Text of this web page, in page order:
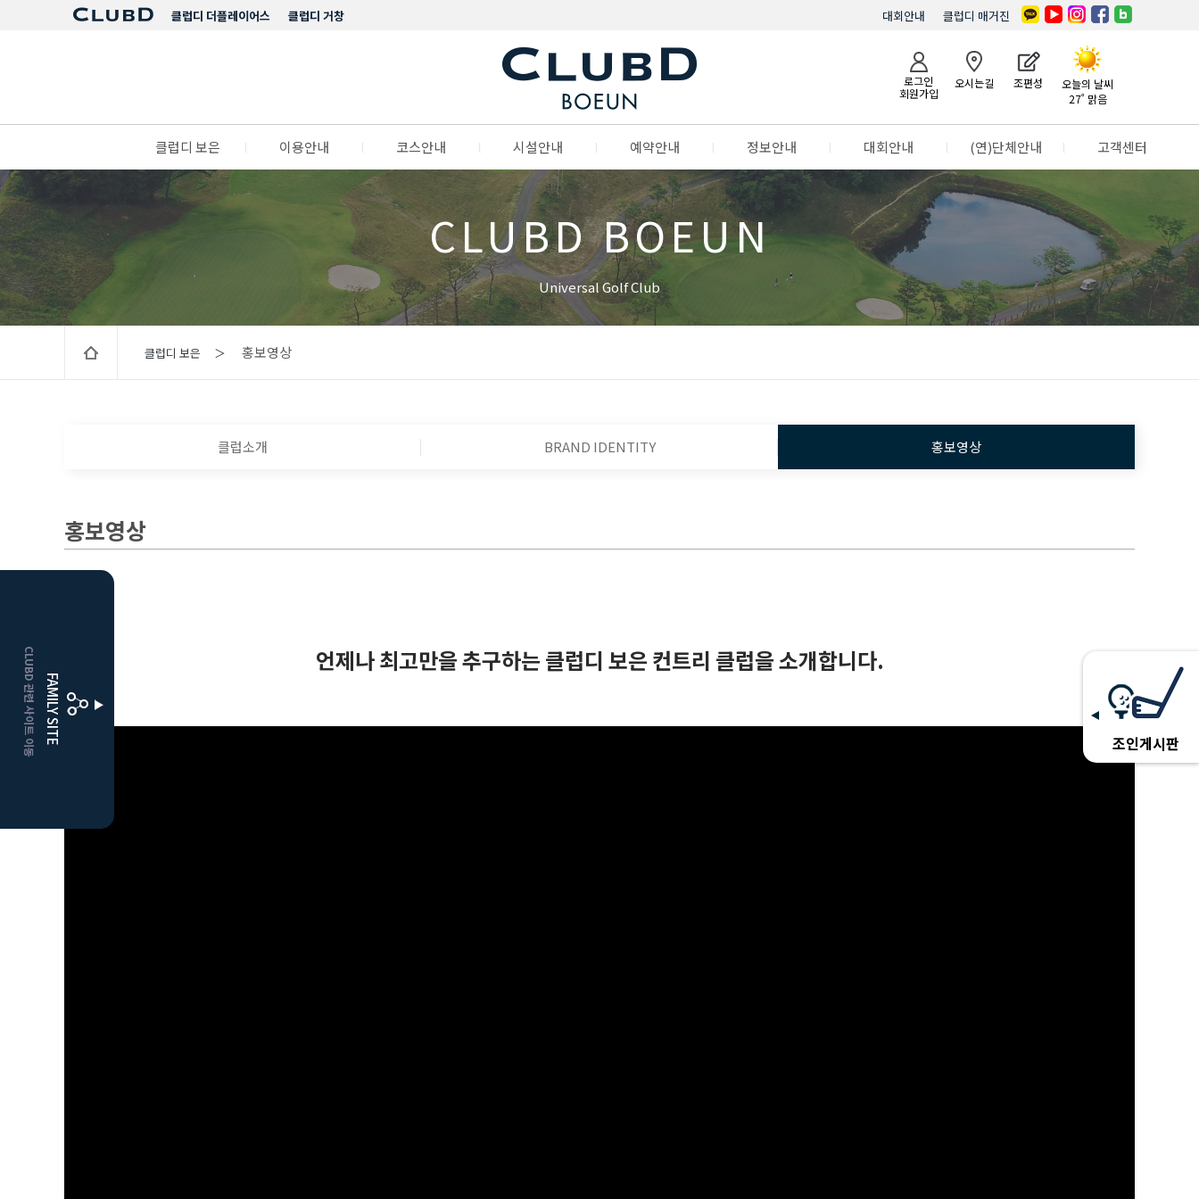
클럽디 거창
클럽디 더플레이어스 클럽디 매거진
대회안내
로그인
회원가입
오시는길 조편성
오늘의 날씨
27˚ 맑음
클럽디 보은 이용안내 코스안내 시설안내 예약안내 정보안내 대회안내 (연)단체안내 고객센터
CLUBD BOEUN
Universal Golf Club
FAMILY SITE
CLUBD 관련 사이트 이동
클럽디더플레이어스
조인게시판
클럽디 보은 ＞ 홍보영상
클럽소개 BRAND IDENTITY 홍보영상
홍보영상
언제나 최고만을 추구하는 클럽디 보은 컨트리 클럽을 소개합니다.